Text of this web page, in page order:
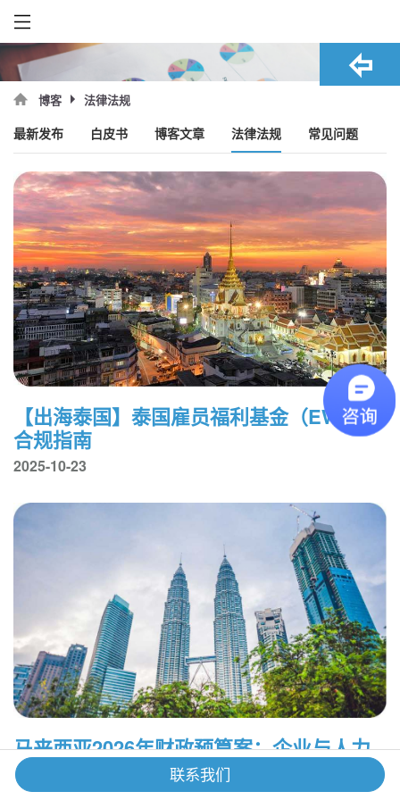
博客 法律法规
最新发布 白皮书 博客文章 法律法规 常见问题
【出海泰国】泰国雇员福利基金（EWF）
合规指南
2025-10-23
马来西亚2026年财政预算案：企业与人力
资源必读
联系我们